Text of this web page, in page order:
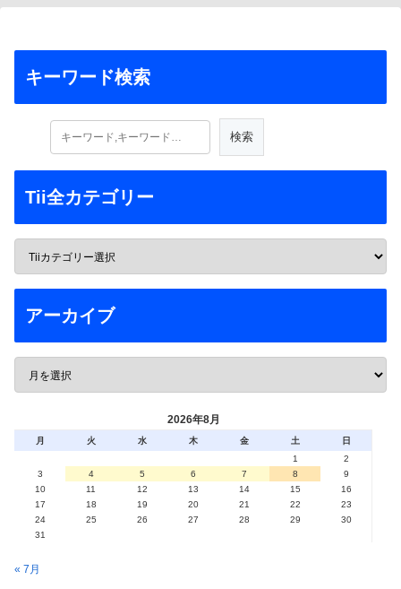
キーワード検索
Tii全カテゴリー
アーカイブ
2026年8月
月 火 水 木 金 土
日
1
2
3
4 5 6 7 8
9
10
11 12 13 14 15
16
17
18 19 20 21 22
23
24
25 26 27 28 29
30
31
« 7月